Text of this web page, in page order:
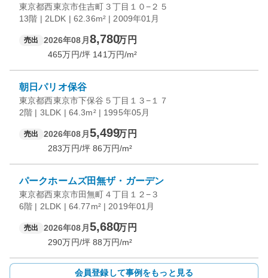
東京都西東京市住吉町３丁目１０−２５
13階 | 2LDK | 62.36m² | 2009年01月
売出 2026年08月 8,780万円
465万円/坪 141万円/m²
朝日パリオ保谷
東京都西東京市下保谷５丁目１３−１７
2階 | 3LDK | 64.3m² | 1995年05月
売出 2026年08月 5,499万円
283万円/坪 86万円/m²
パークホームズ田無ザ・ガーデン
東京都西東京市田無町４丁目１２−３
6階 | 2LDK | 64.77m² | 2019年01月
売出 2026年08月 5,680万円
290万円/坪 88万円/m²
会員登録して事例をもっと見る